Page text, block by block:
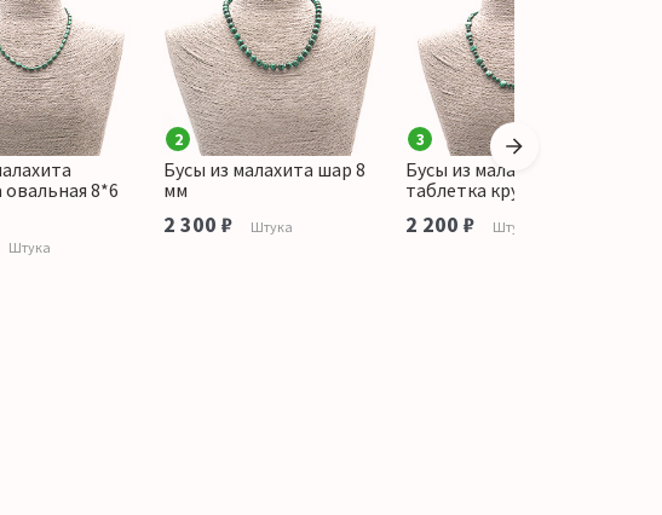
овальная 8*6
Штука
2
Бусы из малахита шар 8
мм
2 300 ₽ Штука
3
Бусы из малахита
таблетка круглая
2 200 ₽ Штука